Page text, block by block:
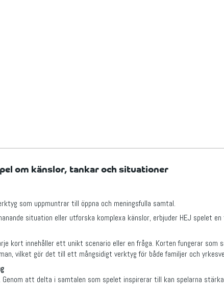
om känslor, tankar och situationer
som uppmuntrar till öppna och meningsfulla samtal.
situation eller utforska komplexa känslor, erbjuder HEJ spelet
kort innehåller ett unikt scenario eller en fråga. Korten fungerar
vilket gör det till ett mångsidigt verktyg för både familjer och
att delta i samtalen som spelet inspirerar till kan spelarna